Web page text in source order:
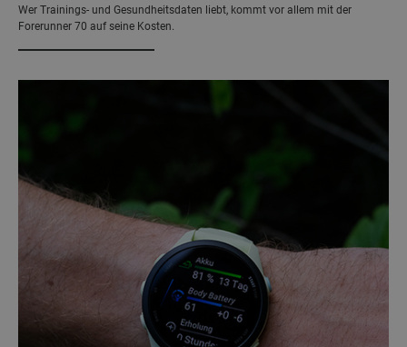
Wer Trainings- und Gesundheitsdaten liebt, kommt vor allem mit der
Forerunner 70 auf seine Kosten.